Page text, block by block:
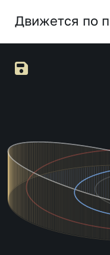
Движется по